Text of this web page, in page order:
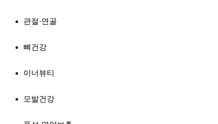
관절·연골
뼈건강
이너뷰티
모발건강